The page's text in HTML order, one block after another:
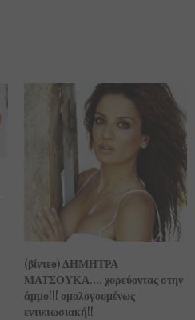
(βίντεο) ΔΗΜΗΤΡΑ
ΜΑΤΣΟΥΚΑ…. χορεύοντας στην
άμμο!!! ομολογουμένως
εντυπωσιακή!!